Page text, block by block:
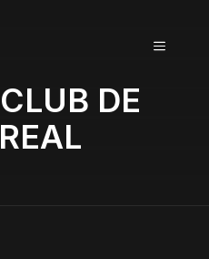
MENU
DE